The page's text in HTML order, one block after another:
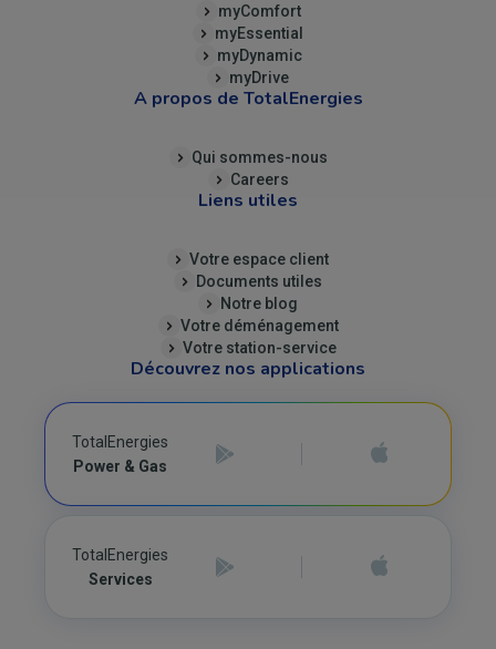
myComfort
myEssential
myDynamic
myDrive
A propos de TotalEnergies
Qui sommes-nous
Careers
Liens utiles
Votre espace client
Documents utiles
Notre blog
Votre déménagement
Votre station-service
Découvrez nos applications
TotalEnergies
Power & Gas
TotalEnergies
Services